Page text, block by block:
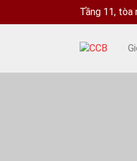
Tầng 11, tòa